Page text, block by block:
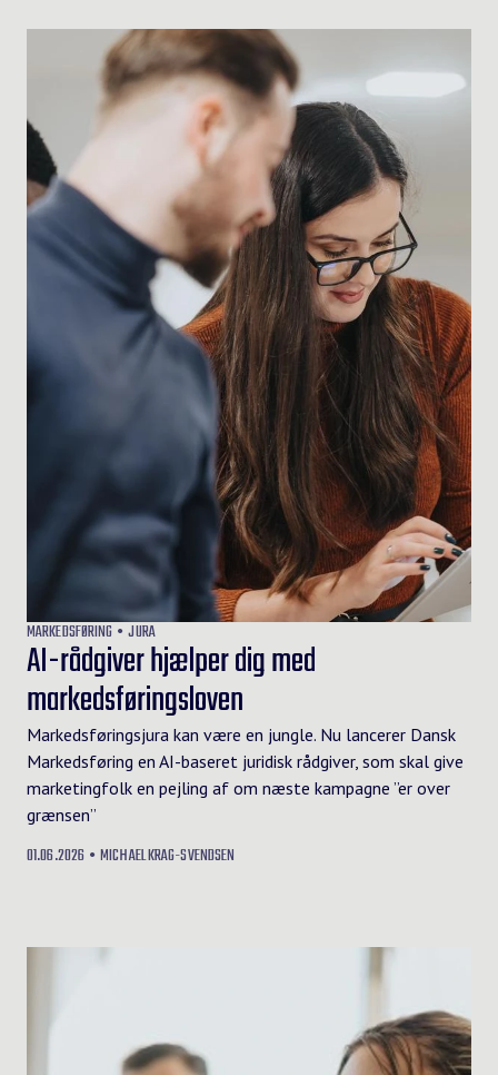
MARKEDSFØRING JURA
AI-rådgiver hjælper dig med
markedsføringsloven
Markedsføringsjura kan være en jungle. Nu lancerer Dansk
Markedsføring en AI-baseret juridisk rådgiver, som skal give
marketingfolk en pejling af om næste kampagne ”er over
grænsen”
01.06.2026 MICHAEL KRAG-SVENDSEN